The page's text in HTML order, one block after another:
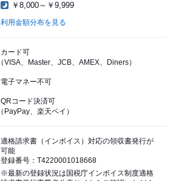
￥8,000～￥9,999
利用金額分布を見る
カード可
（VISA、Master、JCB、AMEX、Diners）
電子マネー不可
QRコード決済可
（PayPay、楽天ペイ）
適格請求書（インボイス）対応の領収書発行が
可能
登録番号：T4220001018668
※最新の登録状況は国税庁インボイス制度適格